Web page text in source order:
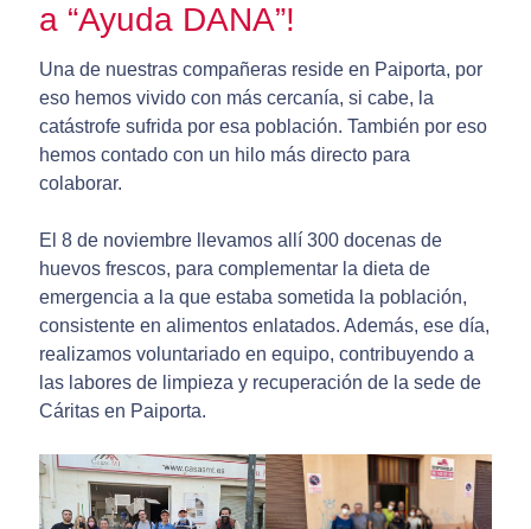
a “Ayuda DANA”!
Una de nuestras compañeras reside en Paiporta, por
eso hemos vivido con más cercanía, si cabe, la
catástrofe sufrida por esa población. También por eso
hemos contado con un hilo más directo para
colaborar.
El 8 de noviembre llevamos allí 300 docenas de
huevos frescos, para complementar la dieta de
emergencia a la que estaba sometida la población,
consistente en alimentos enlatados. Además, ese día,
realizamos voluntariado en equipo, contribuyendo a
las labores de limpieza y recuperación de la sede de
Cáritas en Paiporta.